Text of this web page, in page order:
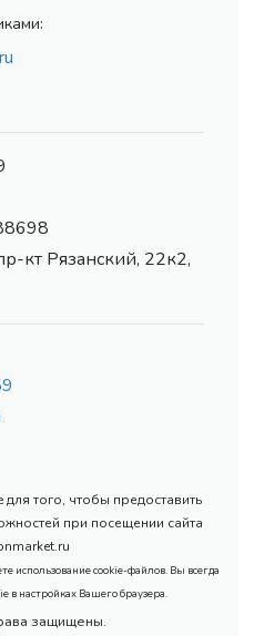
кт Рязанский, 22к2,
того, чтобы предоставить
при посещении сайта
использование cookie-файлов. Вы всегда
в настройках Вашего браузера.
защищены.